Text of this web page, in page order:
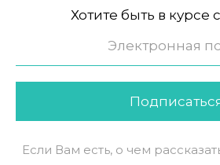
Хотите быть в курсе
Если Вам есть, о чем